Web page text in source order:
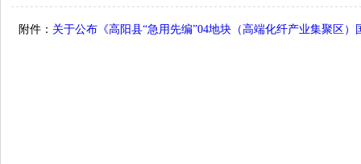
附件： 关于公布《高阳县“急用先编”04地块（高端化纤产业集聚区